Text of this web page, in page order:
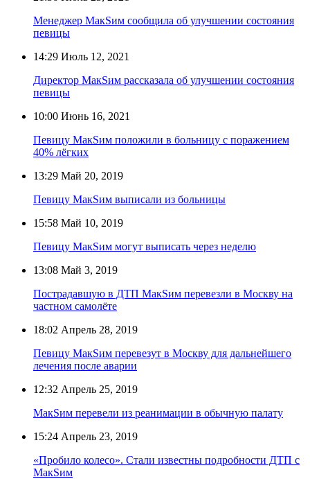
Менеджер МакSим сообщила об улучшении состояния
певицы
14:29 Июль 12, 2021
Директор МакSим рассказала об улучшении состояния
певицы
10:00 Июнь 16, 2021
Певицу МакSим положили в больницу с поражением
40% лёгких
13:29 Май 20, 2019
Певицу МакSим выписали из больницы
15:58 Май 10, 2019
Певицу МакSим могут выписать через неделю
13:08 Май 3, 2019
Пострадавшую в ДТП MaкSим перевезли в Москву на
частном самолёте
18:02 Апрель 28, 2019
Певицу МакSим перевезут в Москву для дальнейшего
лечения после аварии
12:32 Апрель 25, 2019
МакSим перевели из реанимации в обычную палату
15:24 Апрель 23, 2019
«Пробило колесо». Стали известны подробности ДТП с
МакSим